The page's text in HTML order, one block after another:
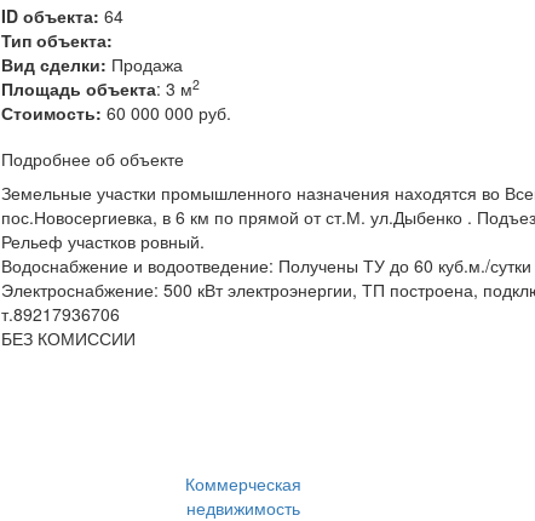
ID объекта: 64
Тип объекта:
Вид сделки: Продажа
Площадь объекта: 3 м2
Стоимость: 60 000 000 руб.
Подробнее об объекте
Земельные участки промышленного назначения находятся во
пос.Новосергиевка, в 6 км по прямой от ст.М. ул.Дыбенко .
Рельеф участков ровный.
Водоснабжение и водоотведение: Получены ТУ до 60 куб.м./сутки
Электроснабжение: 500 кВт электроэнергии, ТП построена,
т.89217936706
БЕЗ КОМИССИИ
Коммерческая
недвижимость